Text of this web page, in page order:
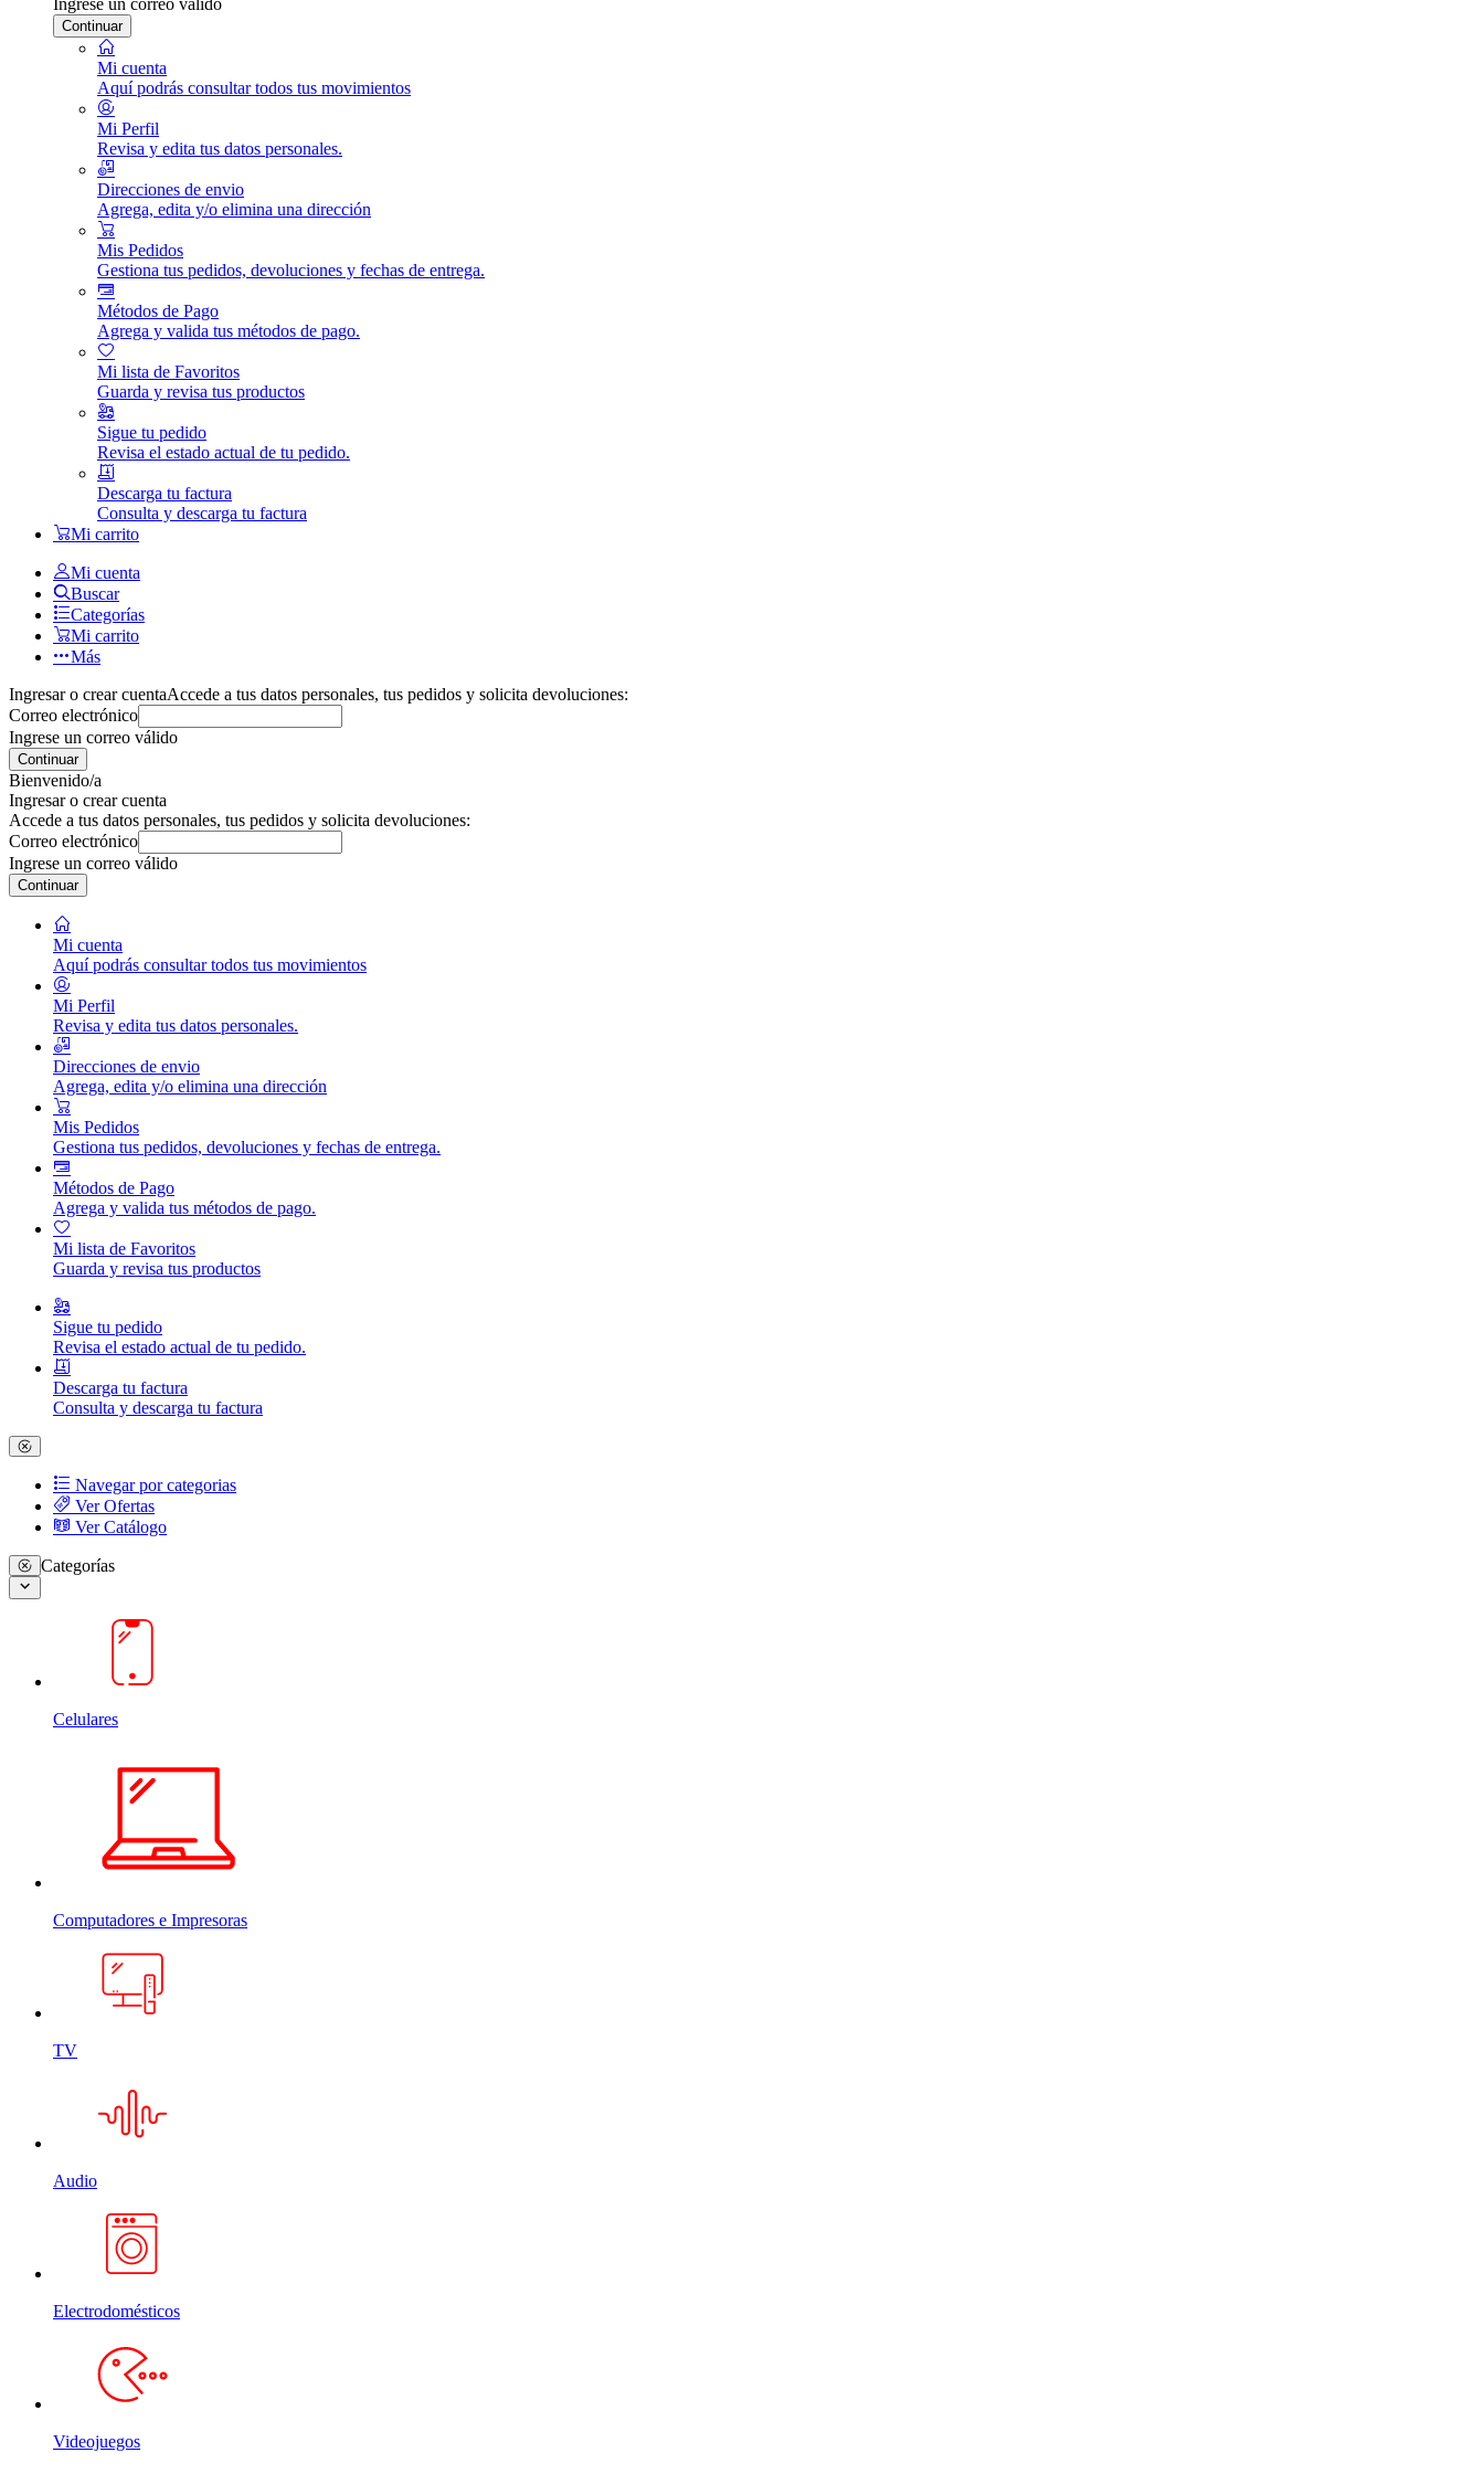
Continuar
Mi cuenta
Aquí podrás consultar todos tus movimientos
Mi Perfil
Revisa y edita tus datos personales.
Direcciones de envio
Agrega, edita y/o elimina una dirección
Mis Pedidos
Gestiona tus pedidos, devoluciones y fechas de entrega.
Métodos de Pago
Agrega y valida tus métodos de pago.
Mi lista de Favoritos
Guarda y revisa tus productos
Sigue tu pedido
Revisa el estado actual de tu pedido.
Descarga tu factura
Consulta y descarga tu factura
Mi carrito
Mi cuenta
Buscar
Categorías
Mi carrito
Más
Ingresar o crear cuentaAccede a tus datos personales, tus pedidos y solicita devoluciones:
Correo electrónico
Ingrese un correo válido
Continuar
Bienvenido/a
Ingresar o crear cuenta
Accede a tus datos personales, tus pedidos y solicita devoluciones:
Correo electrónico
Ingrese un correo válido
Continuar
Mi cuenta
Aquí podrás consultar todos tus movimientos
Mi Perfil
Revisa y edita tus datos personales.
Direcciones de envio
Agrega, edita y/o elimina una dirección
Mis Pedidos
Gestiona tus pedidos, devoluciones y fechas de entrega.
Métodos de Pago
Agrega y valida tus métodos de pago.
Mi lista de Favoritos
Guarda y revisa tus productos
Sigue tu pedido
Revisa el estado actual de tu pedido.
Descarga tu factura
Consulta y descarga tu factura
Navegar por categorias
Ver Ofertas
Ver Catálogo
Categorías
Celulares
Computadores e Impresoras
TV
Audio
Electrodomésticos
Videojuegos